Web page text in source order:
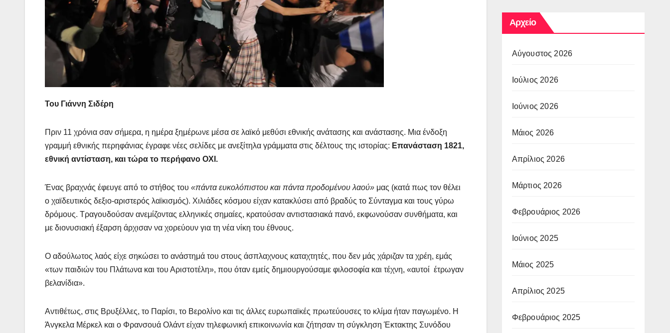
Του Γιάννη Σιδέρη
Πριν 11 χρόνια σαν σήμερα, η ημέρα ξημέρωνε μέσα σε λαϊκό μεθύσι εθνικής ανάτασης και ανάστασης. Μια ένδοξη
γραμμή εθνικής περηφάνιας έγραφε νέες σελίδες με ανεξίτηλα γράμματα στις δέλτους της ιστορίας: Επανάσταση 1821,
εθνική αντίσταση, και τώρα το περήφανο ΟΧΙ.
Ένας βραχνάς έφευγε από το στήθος του «πάντα ευκολόπιστου και πάντα προδομένου λαού» μας (κατά πως τον θέλει
ο χαϊδευτικός δεξιο-αριστερός λαϊκισμός). Χιλιάδες κόσμου είχαν κατακλύσει από βραδύς το Σύνταγμα και τους γύρω
δρόμους. Τραγουδούσαν ανεμίζοντας ελληνικές σημαίες, κρατούσαν αντιστασιακά πανό, εκφωνούσαν συνθήματα, και
με διονυσιακή έξαρση άρχισαν να χορεύουν για τη νέα νίκη του έθνους.
Ο αδούλωτος λαός είχε σηκώσει το ανάστημά του στους άσπλαχνους καταχτητές, που δεν μάς χάριζαν τα χρέη, εμάς
«των παιδιών του Πλάτωνα και του Αριστοτέλη», που όταν εμείς δημιουργούσαμε φιλοσοφία και τέχνη, «αυτοί έτρωγαν
βελανίδια».
Αντιθέτως, στις Βρυξέλλες, το Παρίσι, το Βερολίνο και τις άλλες ευρωπαϊκές πρωτεύουσες το κλίμα ήταν παγωμένο. Η
Άνγκελα Μέρκελ και ο Φρανσουά Ολάντ είχαν τηλεφωνική επικοινωνία και ζήτησαν τη σύγκληση Έκτακτης Συνόδου
Αρχείο
Αύγουστος 2026
Ιούλιος 2026
Ιούνιος 2026
Μάιος 2026
Απρίλιος 2026
Μάρτιος 2026
Φεβρουάριος 2026
Ιούνιος 2025
Μάιος 2025
Απρίλιος 2025
Φεβρουάριος 2025